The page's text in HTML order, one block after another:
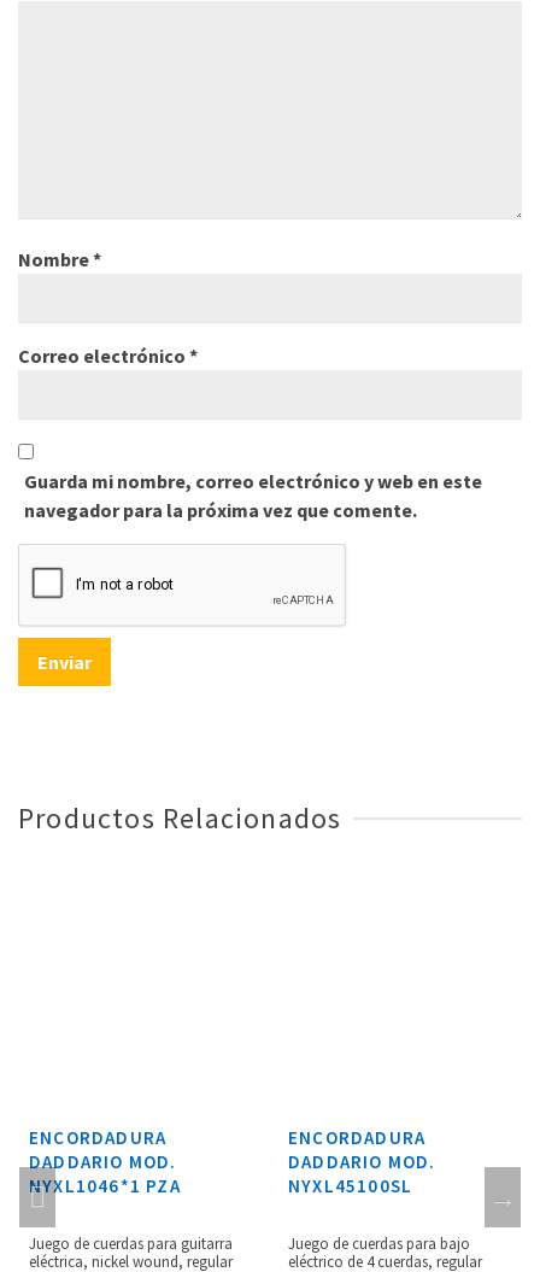
Nombre*
Correo electrónico *
Guarda mi nombre, correo electrónico y web en este
navegador para la próxima vez que comente.
Productos Relacionados
ENCORDADURA
DADDARIO MOD.
NYXL1046*1 PZA
Juego de cuerdas para guitarra
eléctrica, nickel wound, regular
ENCORDADURA
DADDARIO MOD.
NYXL45100SL
Juego de cuerdas para bajo
eléctrico de 4 cuerdas, regular